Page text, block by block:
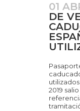
01
DE
2019